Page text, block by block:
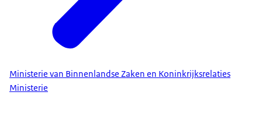
Ministerie van Binnenlandse Zaken en Koninkrijksrelaties
Ministerie